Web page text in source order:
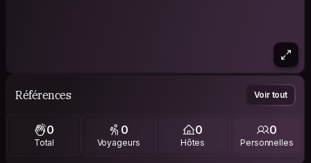
Références Voir tout
0
Total
0
Voyageurs
0
Hôtes
0
Personnelles